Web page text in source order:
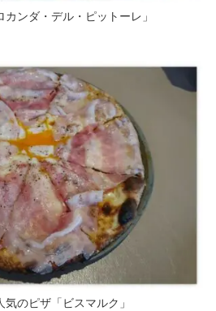
ンダ・デル・ピットーレ」
気のピザ「ビスマルク」